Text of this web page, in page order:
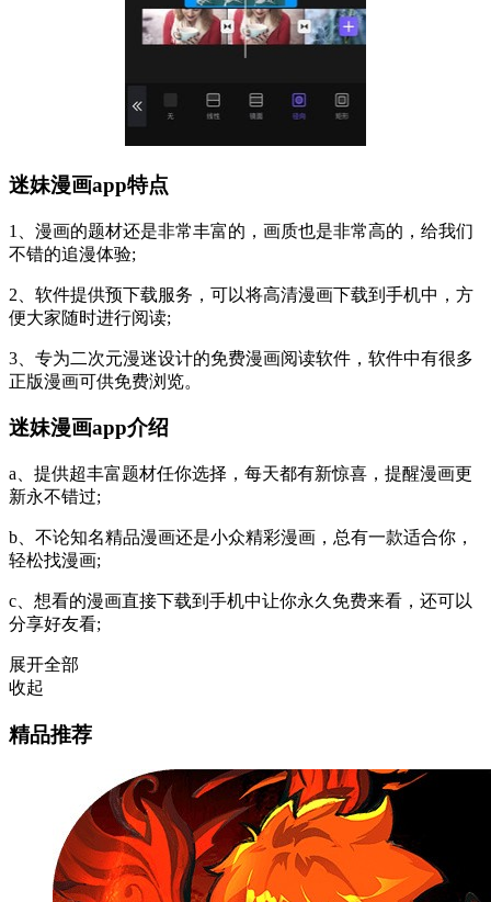
迷妹漫画app特点
1、漫画的题材还是非常丰富的，画质也是非常高的，给我们
不错的追漫体验;
2、软件提供预下载服务，可以将高清漫画下载到手机中，方
便大家随时进行阅读;
3、专为二次元漫迷设计的免费漫画阅读软件，软件中有很多
正版漫画可供免费浏览。
迷妹漫画app介绍
a、提供超丰富题材任你选择，每天都有新惊喜，提醒漫画更
新永不错过;
b、不论知名精品漫画还是小众精彩漫画，总有一款适合你，
轻松找漫画;
c、想看的漫画直接下载到手机中让你永久免费来看，还可以
分享好友看;
展开全部
收起
精品推荐